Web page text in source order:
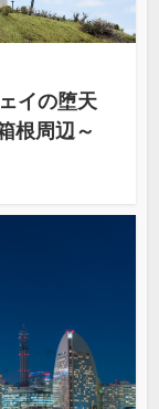
イの堕天
根周辺～